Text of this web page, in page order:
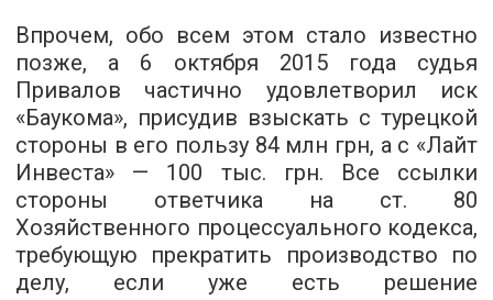
Впрочем, обо всем этом стало известно
позже, а 6 октября 2015 года судья
Привалов частично удовлетворил иск
«Баукома», присудив взыскать с турецкой
стороны в его пользу 84 млн грн, а с «Лайт
Инвеста» — 100 тыс. грн. Все ссылки
стороны ответчика на ст. 80
Хозяйственного процессуального кодекса,
требующую прекратить производство по
делу, если уже есть решение